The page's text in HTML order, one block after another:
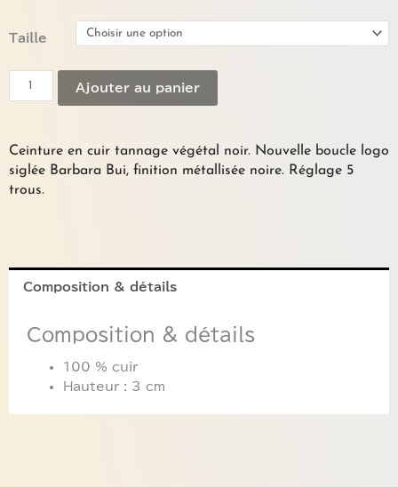
Taille
quantité
Ceinture
BARBARA
BUI
Ajouter au panier
Ceinture en cuir tannage végétal noir. Nouvelle boucle logo
siglée Barbara Bui, finition métallisée noire. Réglage 5
trous.
Composition & détails
Composition & détails
100 % cuir
Hauteur : 3 cm